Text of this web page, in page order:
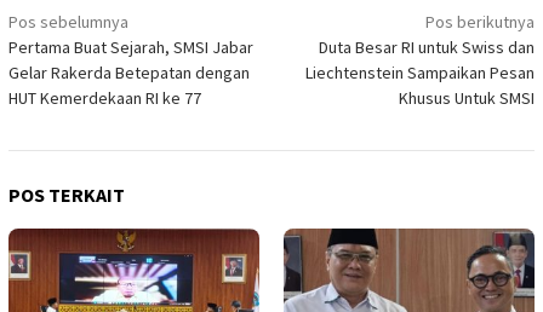
Navigasi
pos
Pos sebelumnya
Pertama Buat Sejarah, SMSI Jabar
Gelar Rakerda Betepatan dengan
HUT Kemerdekaan RI ke 77
Pos berikutnya
Duta Besar RI untuk Swiss dan
Liechtenstein Sampaikan Pesan
Khusus Untuk SMSI
POS TERKAIT